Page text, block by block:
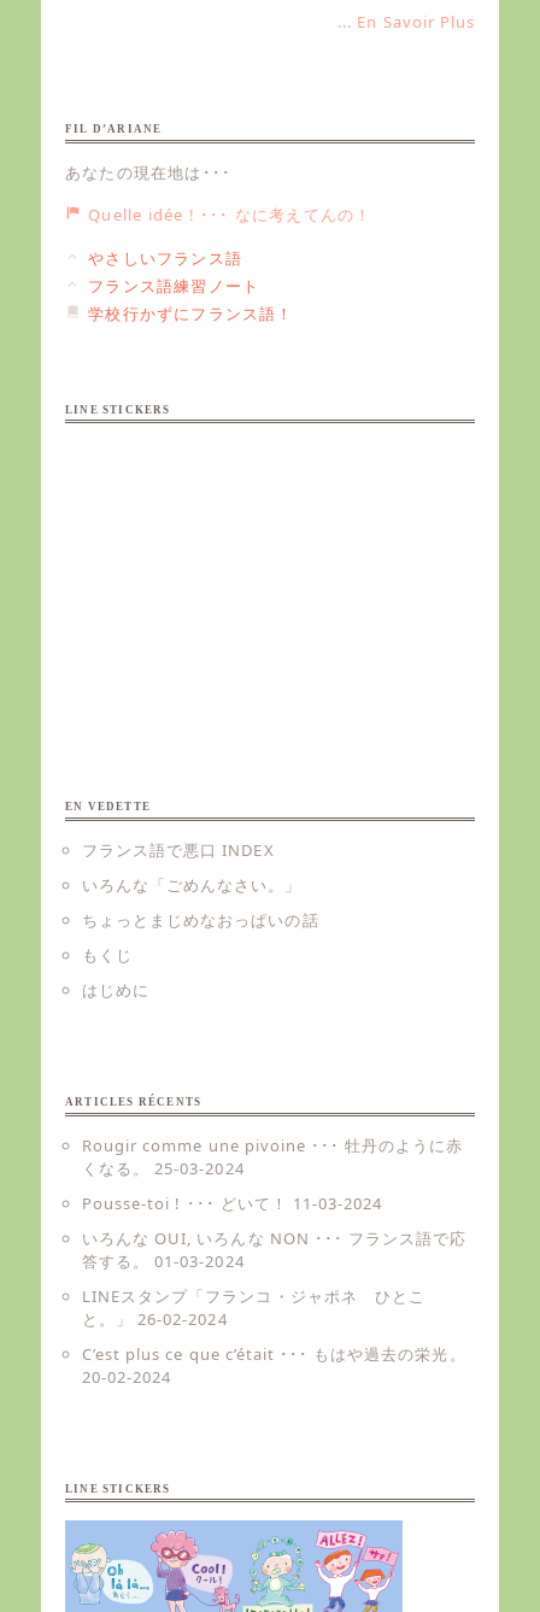
... En Savoir Plus
FIL D’ARIANE
あなたの現在地は･･･
Quelle idée ! ･･･ なに考えてんの！
やさしいフランス語
フランス語練習ノート
学校行かずにフランス語！
LINE STICKERS
EN VEDETTE
フランス語で悪口 INDEX
いろんな「ごめんなさい。」
ちょっとまじめなおっぱいの話
もくじ
はじめに
ARTICLES RÉCENTS
Rougir comme une pivoine ･･･ 牡丹のように赤
くなる。
25-03-2024
Pousse-toi ! ･･･ どいて！
11-03-2024
いろんな OUI, いろんな NON ･･･ フランス語で応
答する。
01-03-2024
LINEスタンプ「フランコ・ジャポネ ひとこ
と。」
26-02-2024
C’est plus ce que c’était ･･･ もはや過去の栄光。
20-02-2024
LINE STICKERS